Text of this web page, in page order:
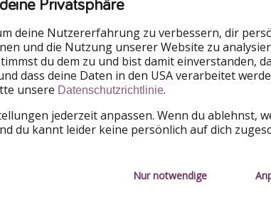
ihr wie in unserem Reisebeispiel direkt ab
auch an vielen österreichischen Flughäfen
Linz, Wien, Innsbruck & München!Ihr könnt
deine Nutzererfahrung zu verbessern, dir
und die Nutzung unserer Website zu
du dem zu und bist damit einverstanden,
dass deine Daten in den USA verarbeitet
unsere Datenschutzrichtlinie.
jederzeit anpassen. Wenn du ablehnst,
du kannt leider keine persönlich auf dich
Nur notwendige